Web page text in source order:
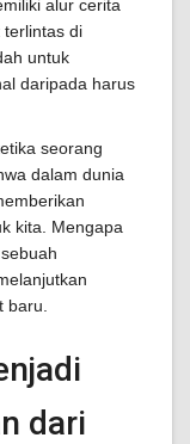
alur cerita
terlintas di
untuk
daripada harus
seorang
dalam dunia
kita. Mengapa
dari